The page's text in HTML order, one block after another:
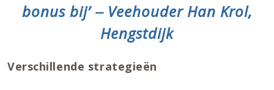
bonus bij’ ‒ Veehouder Han Krol,
Hengstdijk
Verschillende strategieën